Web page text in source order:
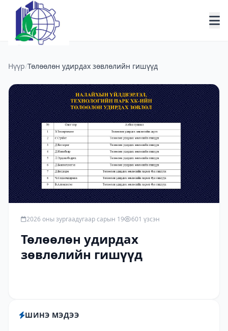
Нүүр/Төлөөлөн удирдах зөвлөлийн гишүүд
2026 оны зургаадугаар сарын 19 601 үзсэн
Төлөөлөн удирдах
зөвлөлийн гишүүд
ШИНЭ МЭДЭЭ